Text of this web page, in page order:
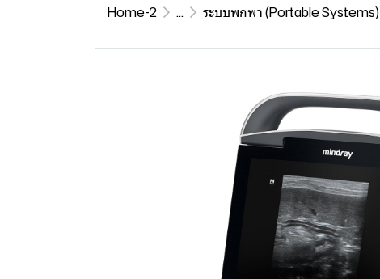
Home-2 ... ระบบพกพา (Portable Systems)